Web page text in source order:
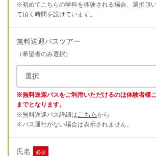
※初めてこちらの学科を体験される場合、選択頂
て頂く時間を設けています。
無料送迎バスツアー
（希望者のみ選択）
※無料送迎バスをご利用いただけるのは体験者様
までとなります。
※無料送迎バス詳細は こちらから
※バス運行がない場合は表示されません。
氏名 必須